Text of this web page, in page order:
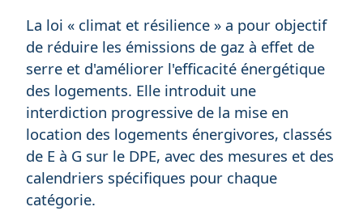
La loi « climat et résilience » a pour objectif
de réduire les émissions de gaz à effet de
serre et d'améliorer l'efficacité énergétique
des logements. Elle introduit une
interdiction progressive de la mise en
location des logements énergivores, classés
de E à G sur le DPE, avec des mesures et des
calendriers spécifiques pour chaque
catégorie.